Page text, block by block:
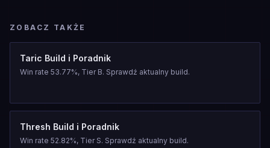
ZOBACZ TAKŻE
Taric Build i Poradnik
Win rate 53.77%, Tier B. Sprawdź aktualny build.
Thresh Build i Poradnik
Win rate 52.82%, Tier S. Sprawdź aktualny build.